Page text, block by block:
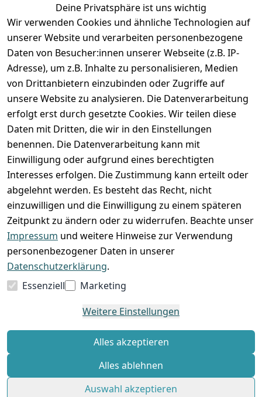
Deine Privatsphäre ist uns wichtig
Wir verwenden Cookies und ähnliche Technologien auf
unserer Website und verarbeiten personenbezogene
Daten von Besucher:innen unserer Webseite (z.B. IP-
Adresse), um z.B. Inhalte zu personalisieren, Medien
von Drittanbietern einzubinden oder Zugriffe auf
unsere Website zu analysieren. Die Datenverarbeitung
erfolgt erst durch gesetzte Cookies. Wir teilen diese
Daten mit Dritten, die wir in den Einstellungen
benennen. Die Datenverarbeitung kann mit
Einwilligung oder aufgrund eines berechtigten
Interesses erfolgen. Die Zustimmung kann erteilt oder
abgelehnt werden. Es besteht das Recht, nicht
einzuwilligen und die Einwilligung zu einem späteren
Zeitpunkt zu ändern oder zu widerrufen. Beachte unser
Impressum und weitere Hinweise zur Verwendung
personenbezogener Daten in unserer
Datenschutzerklärung.
Essenziell
Marketing
Weitere Einstellungen
Alles akzeptieren
Alles ablehnen
Auswahl akzeptieren
Registrieren
Zahlung und Versand
VORKASSE RECHNUNG
Alle Preise verstehen sich inkl. gesetzl. MwSt. und zzgl.
© Standard Shop 2026